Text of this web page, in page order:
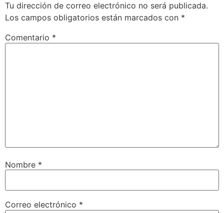
Tu dirección de correo electrónico no será publicada.
Los campos obligatorios están marcados con *
Comentario *
Nombre *
Correo electrónico *